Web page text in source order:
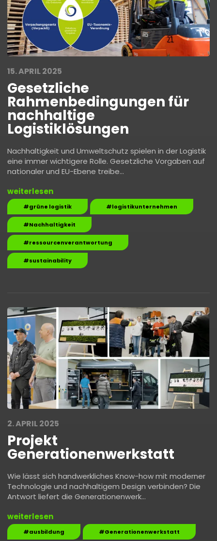
15. APRIL 2025
Gesetzliche
Rahmenbedingungen für
nachhaltige
Logistiklösungen
Nachhaltigkeit und Umweltschutz spielen in der Logistik
eine immer wichtigere Rolle. Gesetzliche Vorgaben auf
nationaler und EU-Ebene treibe…
weiterlesen
#grüne logistik #logistikunternehmen
#Nachhaltigkeit
#ressourcenverantwortung
#sustainability
2. APRIL 2025
Projekt
Generationenwerkstatt
Wie lässt sich handwerkliches Know-how mit moderner
Technologie und nachhaltigem Design verbinden? Die
Antwort liefert die Generationenwerk…
weiterlesen
#ausbildung #Generationenwerkstatt